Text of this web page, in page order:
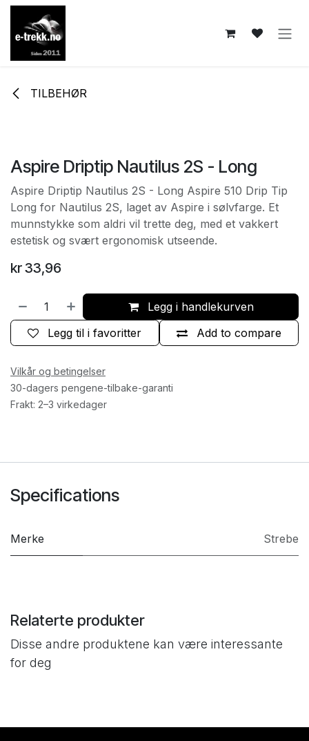
Skip to Content
TILBEHØR
Aspire Driptip Nautilus 2S - Long
Aspire Driptip Nautilus 2S - Long Aspire 510 Drip Tip
Long for Nautilus 2S, laget av Aspire i sølvfarge. Et
munnstykke som aldri vil trette deg, med et vakkert
estetisk og svært ergonomisk utseende.
kr33,96
Legg i handlekurven
Add to compare
Legg til i favoritter
Vilkår og betingelser
30-dagers pengene-tilbake-garanti
Frakt: 2–3 virkedager
Specifications
Merke Strebe
Relaterte produkter
Disse andre produktene kan være interessante
for deg